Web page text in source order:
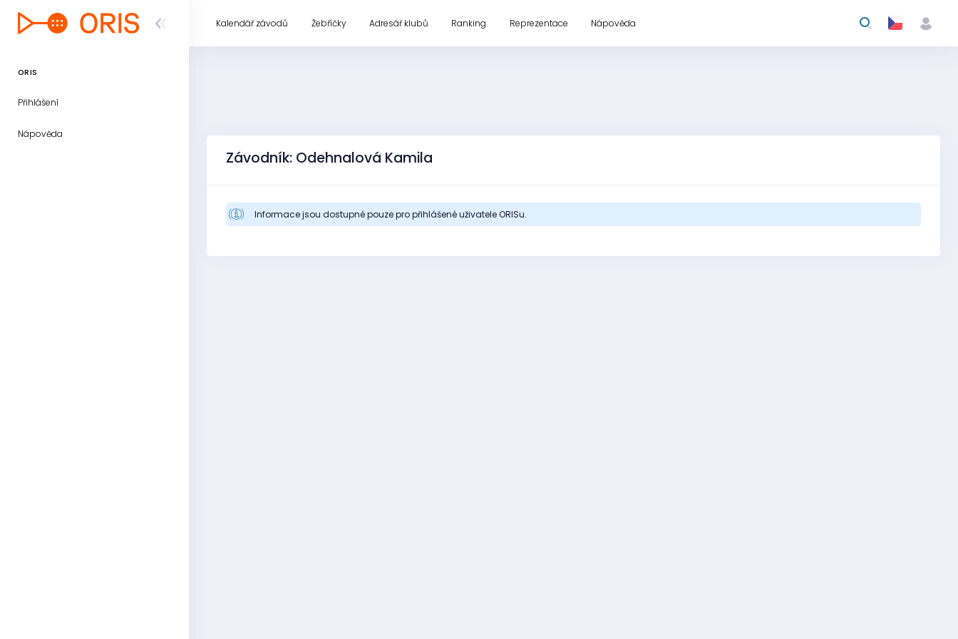
ORIS
Přihlášení
Nápověda
Kalendář závodů Žebříčky Adresář klubů Ranking Reprezentace Nápověda
Závodník: Odehnalová Kamila
Informace jsou dostupné pouze pro přihlášené uživatele ORISu.